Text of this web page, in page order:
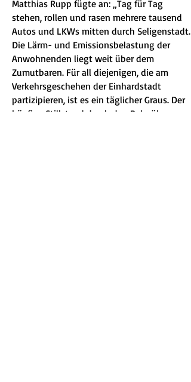
Matthias Rupp fügte an: „Tag für Tag
stehen, rollen und rasen mehrere tausend
Autos und LKWs mitten durch Seligenstadt.
Die Lärm- und Emissionsbelastung der
Anwohnenden liegt weit über dem
Zumutbaren. Für all diejenigen, die am
Verkehrsgeschehen der Einhardstadt
partizipieren, ist es ein täglicher Graus. Der
häufige Stillstand durch den Bahnübergang